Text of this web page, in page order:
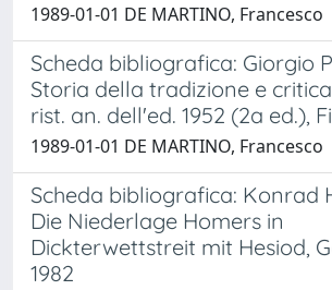
1989-01-01 DE MARTINO, Francesco
Scheda bibliografica: Giorgio
Storia della tradizione e
rist. an. dell'ed. 1952 (2a ed.),
1989-01-01 DE MARTINO, Francesco
Scheda bibliografica: Konrad
Die Niederlage Homers in
Dickterwettstreit mit Hesiod,
1982